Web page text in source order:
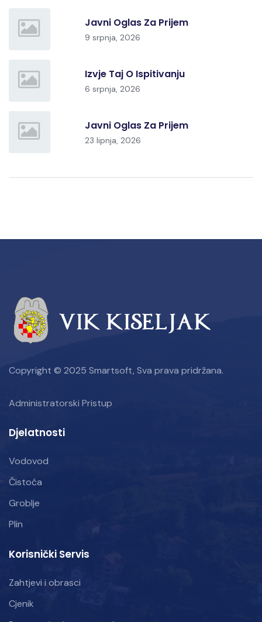
Javni Oglas Za Prijem
9 srpnja, 2026
Izvje Taj O Ispitivanju
6 srpnja, 2026
Javni Oglas Za Prijem
23 lipnja, 2026
Copyright © 2025 Smartsoft, Sva prava pridržana.
Administratorski Pristup
Djelatnosti
Vodovod
Čistoća
Groblje
Plin
Korisnički Servis
Zahtjevi i obrasci
Cjenik